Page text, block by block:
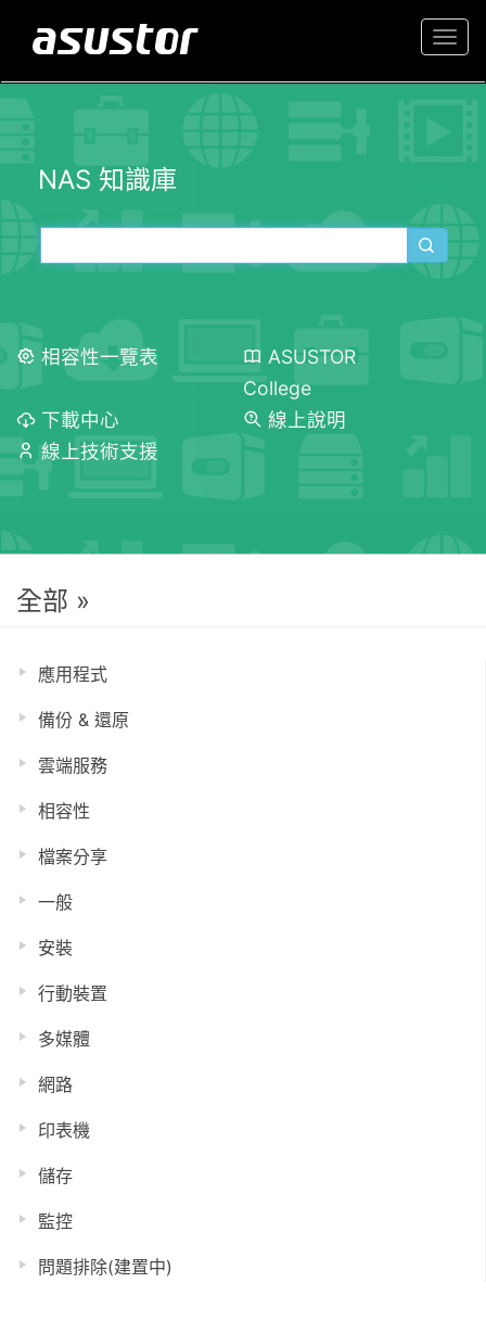
NAS 知識庫
相容性一覽表
ASUSTOR
College
下載中心
線上說明
線上技術支援
全部 »
應用程式
備份 & 還原
雲端服務
相容性
檔案分享
一般
安裝
行動裝置
多媒體
網路
印表機
儲存
監控
問題排除(建置中)